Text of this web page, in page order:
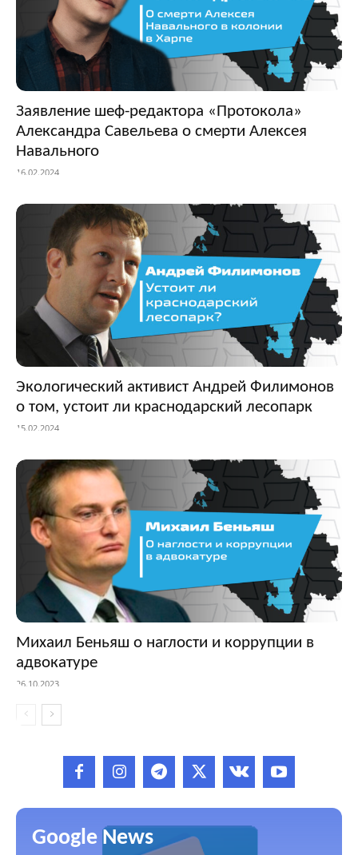
Заявление шеф-редактора «Протокола»
Александра Савельева о смерти Алексея
Навального
16.02.2024
Экологический активист Андрей Филимонов
о том, устоит ли краснодарский лесопарк
15.02.2024
Михаил Беньяш о наглости и коррупции в
адвокатуре
26.10.2023
Google News